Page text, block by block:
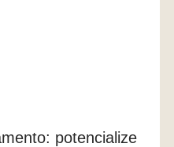
potencialize